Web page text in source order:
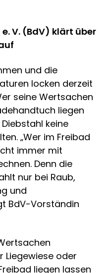
V. (BdV) klärt über
und die
locken derzeit
seine Wertsachen
liegen
keine
„Wer im Freibad
immer mit
Denn die
nur bei Raub,
und
BdV-Vorständin
oder
liegen lassen